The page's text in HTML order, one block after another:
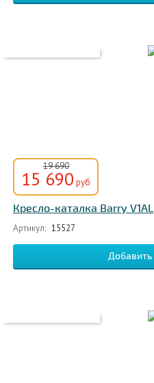
19 690
15 690 руб
Кресло-каталка Barry V1AL
Артикул: 15527